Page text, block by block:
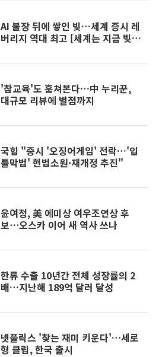
AI 불장 뒤에 쌓인 빚…세계 증시 레
버리지 역대 최고 [세계는 지금 빚
'참교육'도 훔쳐본다…中 누리꾼,
대규모 리뷰에 별점까지
국힘 "증시 '오징어게임' 전락…'입
틀막법' 헌법소원·재개정 추진"
윤여정, 美 에미상 여우조연상 후
보⋯오스카 이어 새 역사 쓰나
한류 수출 10년간 전체 성장률의 2
배…지난해 189억 달러 달성
넷플릭스 '찾는 재미 키운다'…세로
형 클립, 한국 출시